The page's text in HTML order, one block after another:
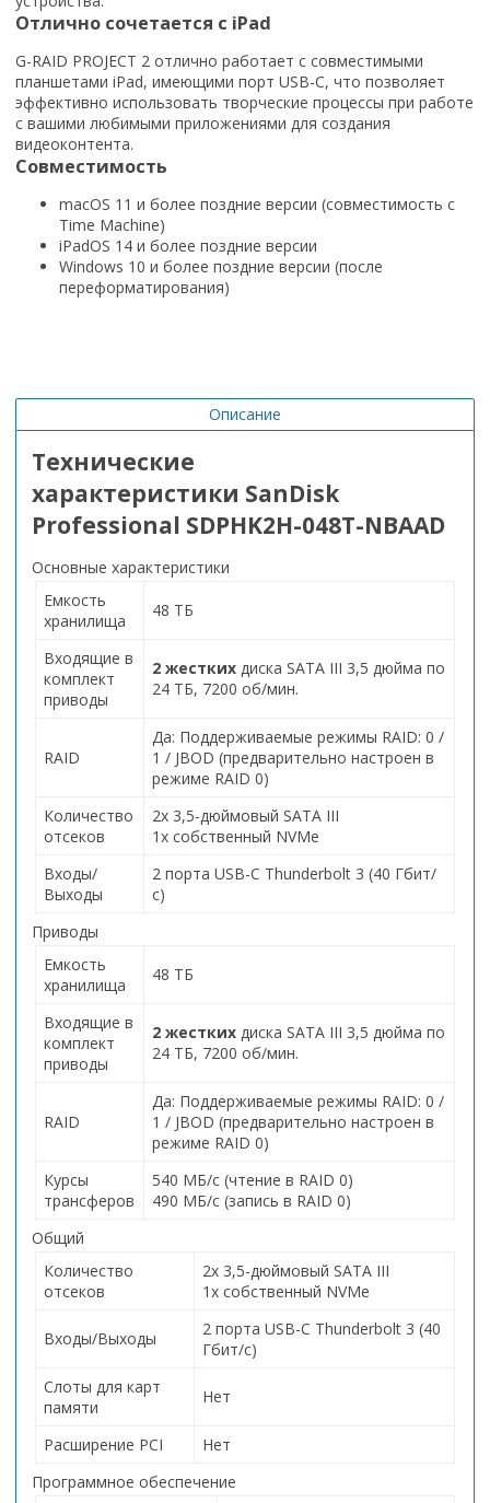
Отлично сочетается с iPad
G-RAID PROJECT 2 отлично работает с совместимыми
планшетами iPad, имеющими порт USB-C, что позволяет
эффективно использовать творческие процессы при работе
с вашими любимыми приложениями для создания
видеоконтента.
Совместимость
macOS 11 и более поздние версии (совместимость с
Time Machine)
iPadOS 14 и более поздние версии
Windows 10 и более поздние версии (после
переформатирования)
Описание
Технические
характеристики SanDisk
Professional SDPHK2H-048T-NBAAD
Основные характеристики
Емкость
хранилища
48 ТБ
Входящие в
комплект
приводы
2 жестких диска SATA III 3,5 дюйма по
24 ТБ, 7200 об/мин.
RAID
Да: Поддерживаемые режимы RAID: 0 /
1 / JBOD (предварительно настроен в
режиме RAID 0)
Количество
отсеков
2x 3,5-дюймовый SATA III
1x собственный NVMe
Входы/
Выходы
2 порта USB-C Thunderbolt 3 (40 Гбит/
с)
Приводы
Емкость
хранилища
48 ТБ
Входящие в
комплект
приводы
2 жестких диска SATA III 3,5 дюйма по
24 ТБ, 7200 об/мин.
RAID
Да: Поддерживаемые режимы RAID: 0 /
1 / JBOD (предварительно настроен в
режиме RAID 0)
Курсы
трансферов
540 МБ/с (чтение в RAID 0)
490 МБ/с (запись в RAID 0)
Общий
Количество
отсеков
2x 3,5-дюймовый SATA III
1x собственный NVMe
Входы/Выходы
2 порта USB-C Thunderbolt 3 (40
Гбит/с)
Слоты для карт
памяти
Нет
Расширение PCI
Нет
Программное обеспечение